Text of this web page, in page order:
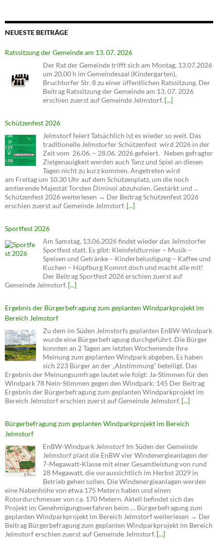
NEUESTE BEITRÄGE
Ratssitzung der Gemeinde am 13. 07. 2026
Der Rat der Gemeinde trifft sich am Montag, 13.07.2026
um 20.00 h im Gemeindesaal (Kindergarten),
Bruchtorfer Str. 8 zu einer öffentlichen Ratssitzung. Der
Beitrag Ratssitzung der Gemeinde am 13. 07. 2026
erschien zuerst auf Gemeinde Jelmstorf. [...]
Schützenfest 2026
Jelmstorf feiert Tatsächlich ist es wieder so weit. Das
traditionelle Jelmstorfer Schützenfest wird 2026 in der
Zeit vom 26.06. – 28.06. 2026 gefeiert. Neben gefragter
Zielgenauigkeit werden auch Tanz und Spiel an diesen
Tagen nicht zu kurz kommen. Angetreten wird
am Freitag um 10.30 Uhr auf dem Schützenplatz, um die noch
amtierende Majestät Torsten Diminoi abzuholen. Gestärkt und …
Schützenfest 2026 weiterlesen → Der Beitrag Schützenfest 2026
erschien zuerst auf Gemeinde Jelmstorf. [...]
Sportfest 2026
Am Samstag, 13.06.2026 findet wieder das Jelmstorfer
Sportfest statt. Es gibt: Kleinfeldturnier – Musik –
Speisen und Getränke – Kinderbelustigung – Kaffee und
Kuchen – Hüpfburg Kommt doch und macht alle mit!
Der Beitrag Sportfest 2026 erschien zuerst auf
Gemeinde Jelmstorf. [...]
Ergebnis der Bürgerbefragung zum geplanten Windparkprojekt im
Bereich Jelmstorf
Zu dem im Süden Jelmstorfs geplanten EnBW-Windpark
wurde eine Bürgerbefragung durchgeführt. Die Bürger
konnten an 2 Tagen am letzten Wochenende ihre
Meinung zum geplanten Windpark abgeben. Es haben
sich 223 Bürger an der „Abstimmung“ beteiligt. Das
Ergebnis der Meinungsumfrage lautet wie folgt: Ja-Stimmen für den
Windpark 78 Nein-Stimmen gegen den Windpark: 145 Der Beitrag
Ergebnis der Bürgerbefragung zum geplanten Windparkprojekt im
Bereich Jelmstorf erschien zuerst auf Gemeinde Jelmstorf. [...]
Bürgerbefragung zum geplanten Windparkprojekt im Bereich
Jelmstorf
EnBW-Windpark Jelmstorf Im Süden der Gemeinde
Jelmstorf plant die EnBW vier Windenergieanlagen der
7-Megawatt-Klasse mit einer Gesamtleistung von rund
28 Megawatt, die voraussichtlich im Herbst 2029 in
Betrieb gehen sollen. Die Windenergieanlagen werden
eine Nabenhöhe von etwa 175 Metern haben und einen
Rotordurchmesser von ca. 170 Metern. Aktell befindet sich das
Projekt im Genehmigungsverfahren beim … Bürgerbefragung zum
geplanten Windparkprojekt im Bereich Jelmstorf weiterlesen → Der
Beitrag Bürgerbefragung zum geplanten Windparkprojekt im Bereich
Jelmstorf erschien zuerst auf Gemeinde Jelmstorf. [...]